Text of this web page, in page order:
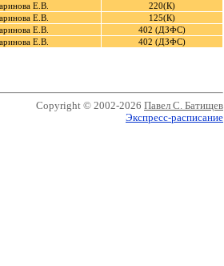
Е.В.
220(К)
Е.В.
125(К)
Е.В.
402 (ДЗФС)
Е.В. 402 (ДЗФС)
Copyright © 2002-2026 Павел С. Батищев
Экспресс-расписание